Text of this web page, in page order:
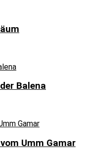
Balena
Umm Gamar